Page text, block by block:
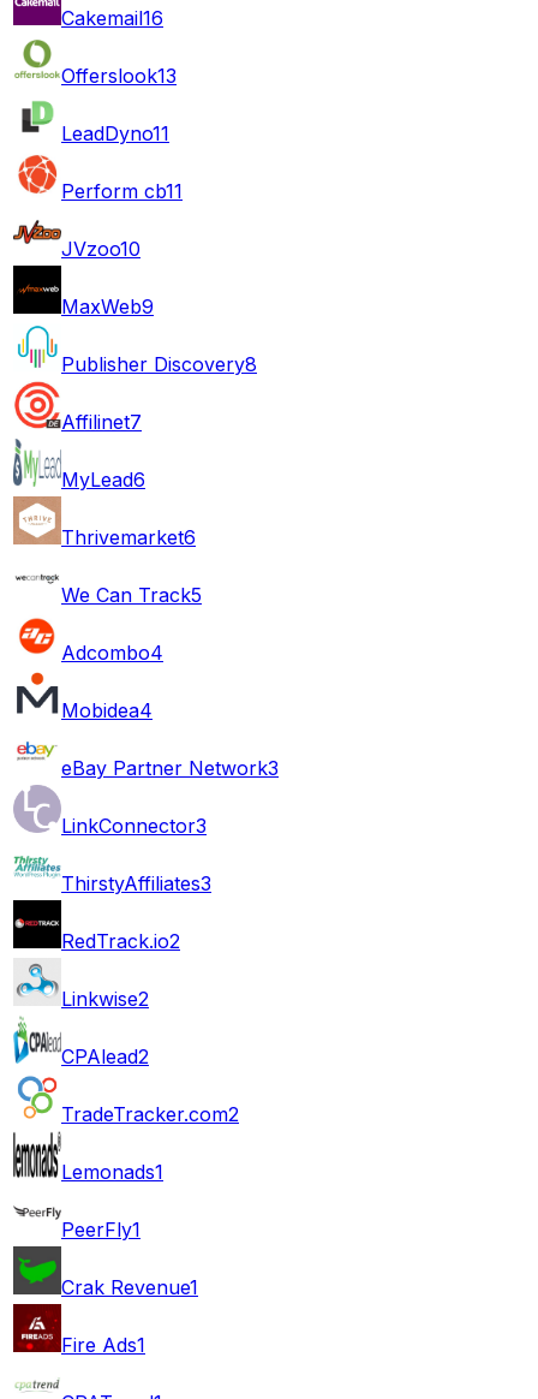
Cakemail16
Offerslook13
LeadDyno11
Perform cb11
JVzoo10
MaxWeb9
Publisher Discovery8
Affilinet7
MyLead6
Thrivemarket6
We Can Track5
Adcombo4
Mobidea4
eBay Partner Network3
LinkConnector3
ThirstyAffiliates3
RedTrack.io2
Linkwise2
CPAlead2
TradeTracker.com2
Lemonads1
PeerFly1
Crak Revenue1
Fire Ads1